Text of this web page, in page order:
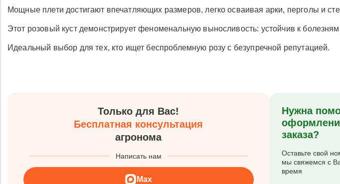
Мощные плети достигают впечатляющих размеров, легко осваивая арки, перголы и
Этот розовый куст демонстрирует феноменальную выносливость: устойчив к
Идеальный выбор для тех, кто ищет беспроблемную розу с безупречной репутацией.
Только для Вас!
Бесплатная консультация
агронома
Написать нам
Max
Нужна
заказа?
Оставьте свой
мы свяжемся с
время